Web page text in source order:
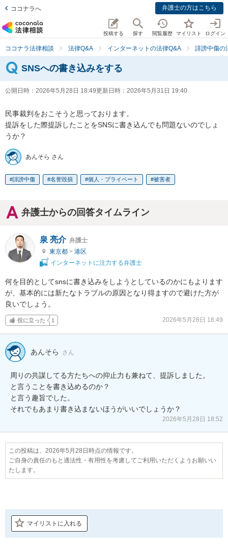
ココナラへ 弁護士の方はこちら
投稿する 探す 閲覧履歴 マイリスト ログイン
ココナラ法律相談 法律Q&A インターネットの法律Q&A 誹謗中傷の
SNSへの書き込みをする
公開日時： 2026年5月28日 18:49更新日時： 2026年5月31日 19:40
民事裁判をおこそうと思っております。
提訴をした際提訴したことをSNSに書き込んでも問題ないのでしょ
うか？
あんそら さん
誹謗中傷 名誉毀損 個人・プライベート 被害者
弁護士からの回答タイムライン
泉 亮介 弁護士
東京都 > 港区
インターネットに注力する弁護士
何を目的としてsnsに書き込みをしようとしているのかにもよります
が、基本的には新たなトラブルの原因となり得ますので避けた方が
良いでしょう。
役に立った 1 2026年5月28日 18:49
あんそら さん
周りの共謀してる方たちへの抑止力も兼ねて、提訴しました。
と言うことを書き込めるのか？
と言う趣旨でした。
それでもあまり書き込まないほうがいいでしょうか？
2026年5月28日 18:52
この投稿は、2026年5月28日時点の情報です。
ご自身の責任のもと適法性・有用性を考慮してご利用いただくようお願いい
たします。
マイリストに入れる